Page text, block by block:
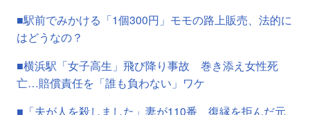
■駅前でみかける「1個300円」モモの路上販売、法的に
はどうなの？
■横浜駅「女子高生」飛び降り事故 巻き添え女性死
亡…賠償責任を「誰も負わない」ワケ
■「夫が人を殺しました」妻が110番 復縁を拒んだ元